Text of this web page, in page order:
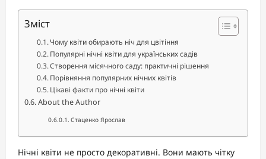
Зміст
Чому квіти обирають ніч для цвітіння
Популярні нічні квіти для українських садів
Створення місячного саду: практичні рішення
Порівняння популярних нічних квітів
Цікаві факти про нічні квіти
About the Author
Стаценко Ярослав
Нічні квіти не просто декоративні. Вони мають чітку